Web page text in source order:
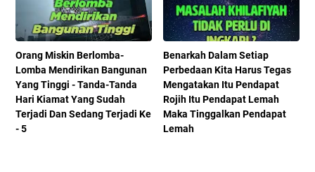
Orang Miskin Berlomba-
Lomba Mendirikan Bangunan
Yang Tinggi - Tanda-Tanda
Hari Kiamat Yang Sudah
Terjadi Dan Sedang Terjadi Ke
- 5
Benarkah Dalam Setiap
Perbedaan Kita Harus Tegas
Mengatakan Itu Pendapat
Rojih Itu Pendapat Lemah
Maka Tinggalkan Pendapat
Lemah